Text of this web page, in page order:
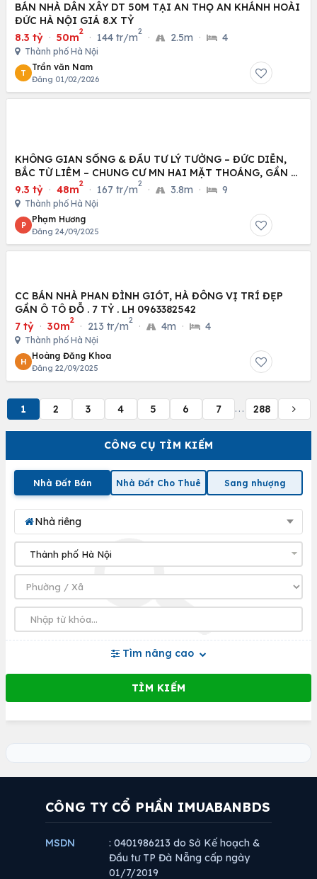
CÔNG CỤ TÌM KIẾM
Nhà Đất Bán Nhà Đất Cho Thuê Sang nhượng
Nhà riêng
Tìm nâng cao
BÁN NHÀ DÂN XÂY DT 50M TẠI AN THỌ AN KHÁNH HOÀI
ĐỨC HÀ NỘI GIÁ 8.X TỶ
8.3 tỷ · 50m
2
· 144 tr/m
2
· 2.5m · 4
Thành phố Hà Nội
T
Trần văn Nam
Đăng 01/02/2026
KHÔNG GIAN SỐNG & ĐẦU TƯ LÝ TƯỞNG – ĐỨC DIỄN,
BẮC TỪ LIÊM – CHUNG CƯ MN HAI MẶT THOÁNG, GẦN Ô
TÔ
9.3 tỷ · 48m
2
· 167 tr/m
2
· 3.8m · 9
Thành phố Hà Nội
P
Phạm Hương
Đăng 24/09/2025
CC BÁN NHÀ PHAN ĐÌNH GIÓT, HÀ ĐÔNG VỊ TRÍ ĐẸP
GẦN Ô TÔ ĐỖ . 7 TỶ . LH 0963382542
7 tỷ · 30m
2
· 213 tr/m
2
· 4m · 4
Thành phố Hà Nội
H
Hoàng Đăng Khoa
Đăng 22/09/2025
1 2 3 4 5 6 7 ... 288
CÔNG TY CỔ PHẦN IMUABANBDS
MSDN
: 0401986213 do Sở Kế hoạch &
Đầu tư TP Đà Nẵng cấp ngày
01/7/2019